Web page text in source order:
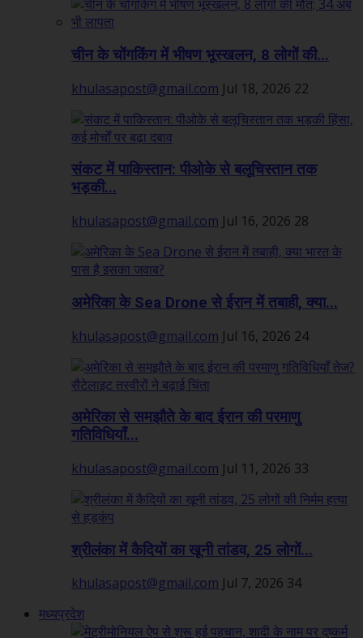
चीन के चोंगकिंग में भीषण भूस्खलन, 8 लोगों की...
khulasapost@gmail.com Jul 18, 2026 22
संकट में पाकिस्तान: पीओके से बलूचिस्तान तक
भड़की...
khulasapost@gmail.com Jul 16, 2026 28
अमेरिका के Sea Drone से ईरान में तबाही, क्या...
khulasapost@gmail.com Jul 16, 2026 24
अमेरिका से समझौते के बाद ईरान की परमाणु
गतिविधियाँ...
khulasapost@gmail.com Jul 11, 2026 33
श्रीलंका में कैदियों का खूनी तांडव, 25 लोगों...
khulasapost@gmail.com Jul 7, 2026 34
मध्यप्रदेश